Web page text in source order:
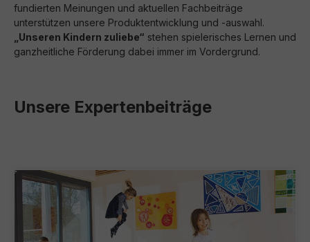
fundierten Meinungen und aktuellen Fachbeiträge
unterstützen unsere Produktentwicklung und -auswahl.
„Unseren Kindern zuliebe“ stehen spielerisches Lernen und
ganzheitliche Förderung dabei immer im Vordergrund.
Unsere Expertenbeiträge